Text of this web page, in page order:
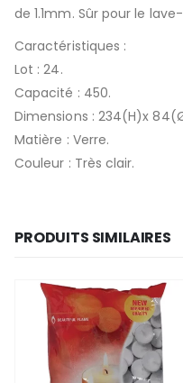
de 1.1mm. Sûr pour le
Caractéristiques :
Lot : 24.
Capacité : 450.
Dimensions : 234(H)x
Matière : Verre.
Couleur : Très clair.
PRODUITS SIMILAIRES